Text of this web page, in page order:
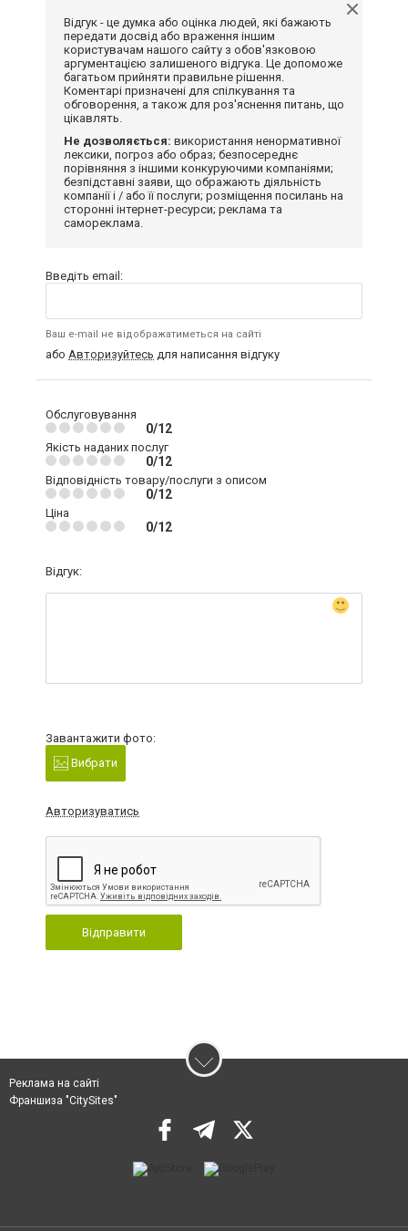
Відгук - це думка або оцінка людей, які бажають
передати досвід або враження іншим
користувачам нашого сайту з обов'язковою
аргументацією залишеного відгука. Це допоможе
багатьом прийняти правильне рішення.
Коментарі призначені для спілкування та
обговорення, а також для роз'яснення питань, що
цікавлять.
Не дозволяється: використання ненормативної
лексики, погроз або образ; безпосереднє
порівняння з іншими конкуруючими компаніями;
безпідставні заяви, що ображають діяльність
компанії і / або її послуги; розміщення посилань на
сторонні інтернет-ресурси; реклама та
самореклама.
Введіть email:
Ваш e-mail не відображатиметься на сайті
або Авторизуйтесь для написання відгуку
Обслуговування
0/12
Якість наданих послуг
0/12
Відповідність товару/послуги з описом
0/12
Ціна
0/12
Відгук:
Завантажити фото:
Вибрати
Авторизуватись
Відправити
Реклама на сайті
Франшиза "CitySites"